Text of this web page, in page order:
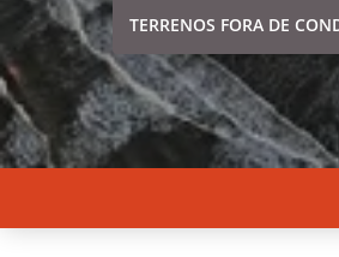
TERRENOS FORA DE